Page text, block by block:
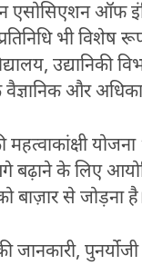
एसोसिएशन ऑफ
भी विशेष
उद्यानिकी
और
महत्वाकांक्षी
बढ़ाने के लिए
बाज़ार से जोड़ना
जानकारी,